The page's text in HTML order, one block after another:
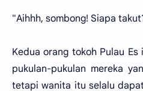
"Aihhh, sombong! Siapa
Kedua orang tokoh Pulau
pukulan-pukulan mereka
tetapi wanita itu selalu